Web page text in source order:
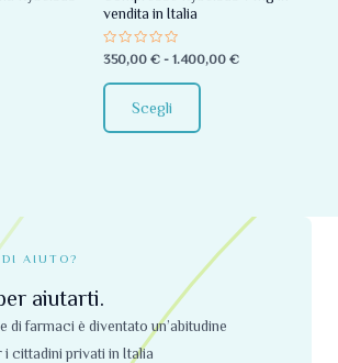
vendita in Italia
Valutato
0
su
5
350,00 € - 1.400,00 €
Scegli
scelte
del
AIUTO?
aiutarti.
di farmaci è diventato un’abitudine
i cittadini privati ​​in Italia